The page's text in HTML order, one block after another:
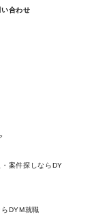
い合わせ
案件探しならDY
DYM就職